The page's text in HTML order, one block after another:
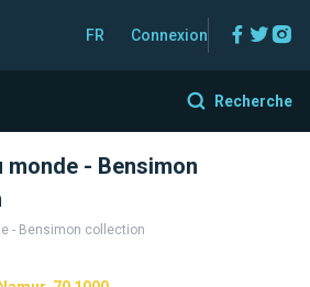
FR Connexion
Recherche
monde - Bensimon
- Bensimon collection